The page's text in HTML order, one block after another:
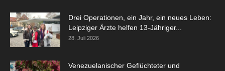
Drei Operationen, ein Jahr, ein neues Leben:
Leipziger Ärzte helfen 13-Jähriger...
28. Juli 2026
Venezuelanischer Geflüchteter und